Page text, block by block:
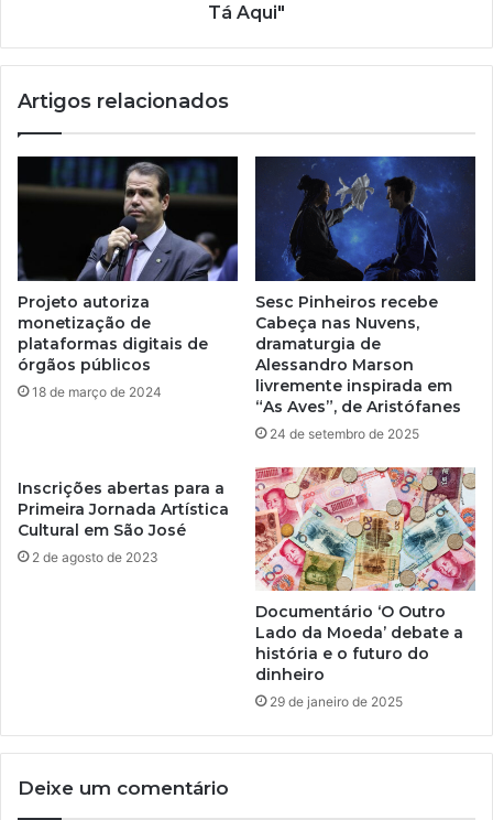
Tá Aqui"
Artigos relacionados
Projeto autoriza
monetização de
plataformas digitais de
órgãos públicos
18 de março de 2024
Sesc Pinheiros recebe
Cabeça nas Nuvens,
dramaturgia de
Alessandro Marson
livremente inspirada em
“As Aves”, de Aristófanes
24 de setembro de 2025
Inscrições abertas para a
Primeira Jornada Artística
Cultural em São José
2 de agosto de 2023
Documentário ‘O Outro
Lado da Moeda’ debate a
história e o futuro do
dinheiro
29 de janeiro de 2025
Deixe um comentário